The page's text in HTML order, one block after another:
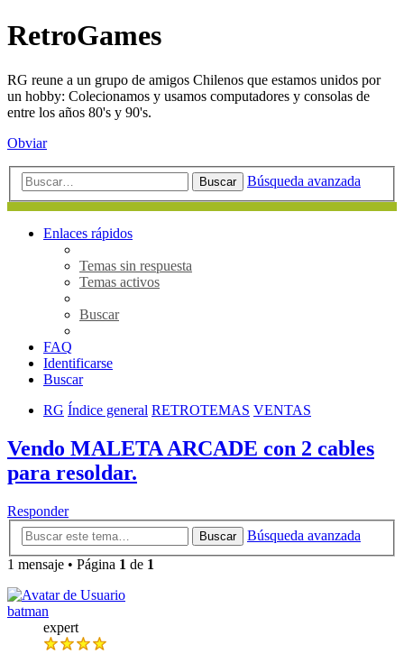
RetroGames
RG reune a un grupo de amigos Chilenos que estamos unidos por
un hobby: Colecionamos y usamos computadores y consolas de
entre los años 80's y 90's.
Obviar
Buscar Búsqueda avanzada
Enlaces rápidos
Temas sin respuesta
Temas activos
Buscar
FAQ
Identificarse
Buscar
RG Índice general RETROTEMAS VENTAS
Vendo MALETA ARCADE con 2 cables
para resoldar.
Responder
Buscar
Búsqueda avanzada
1 mensaje • Página 1 de 1
batman
expert